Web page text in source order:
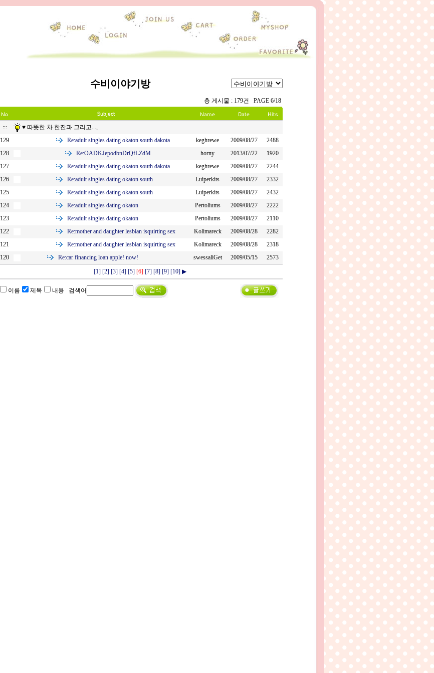
수비이야기방
총 게시물 : 179건 PAGE 6/18
:::
♥ 따뜻한 차 한잔과 그리고...,
129
Re:adult singles dating okaton south dakota keghrewe 2009/08/27
2488
128
Re:OADKJepodbnDrQfLZdM horny 2013/07/22
1920
127
Re:adult singles dating okaton south dakota keghrewe 2009/08/27
2244
126
Re:adult singles dating okaton south Luiperkits 2009/08/27
2332
125
Re:adult singles dating okaton south Luiperkits 2009/08/27
2432
124
Re:adult singles dating okaton Pertoliums 2009/08/27
2222
123
Re:adult singles dating okaton Pertoliums 2009/08/27
2110
122
Re:mother and daughter lesbian isquirting sex Kolimareck 2009/08/28
2282
121
Re:mother and daughter lesbian isquirting sex Kolimareck 2009/08/28
2318
120
Re:car financing loan apple! now! swessaliGet 2009/05/15
2573
[1] [2] [3] [4] [5] [6] [7] [8] [9] [10] ▶
이름 제목 내용 검색어